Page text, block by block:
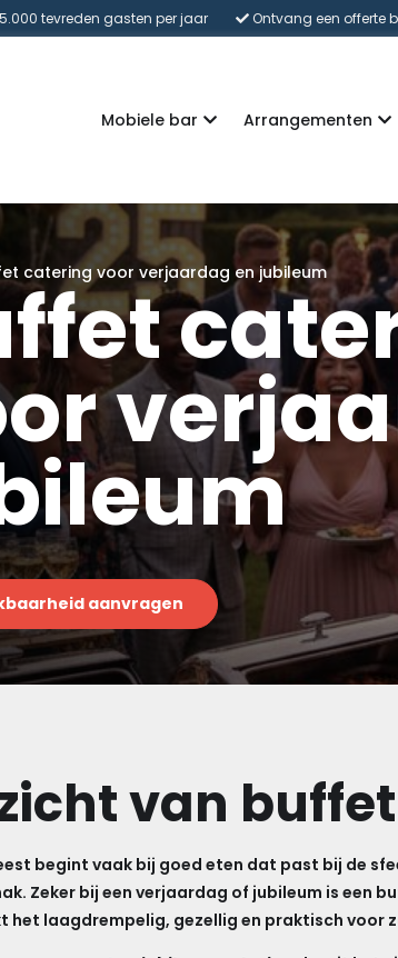
tevreden gasten per jaar Ontvang een offerte
Mobiele bar Arrangementen
catering voor verjaardag en jubileum
aanvragen
van
begint vaak bij goed eten dat past bij de
Zeker bij een verjaardag of jubileum is een
het laagdrempelig, gezellig en praktisch voor